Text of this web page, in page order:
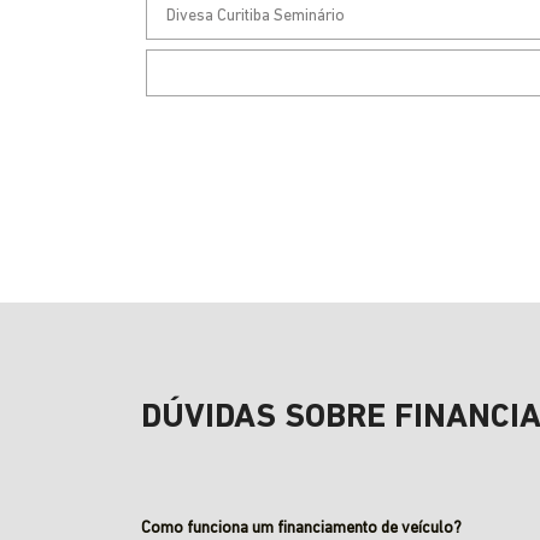
DÚVIDAS SOBRE
Como funciona um financiamento de veículo?